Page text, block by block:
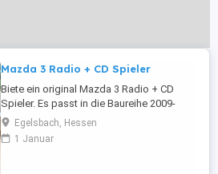
Mazda 3 Radio + CD Spieler
Biete ein original Mazda 3 Radio + CD
Spieler. Es passt in die Baureihe 2009-
2013 (siehe Bilder) Versand mit DHL
versichertes Paket. Da Privatverkauf keine
Garantie, keine Gewährleistung und keine
Egelsbach, Hessen
1 Januar